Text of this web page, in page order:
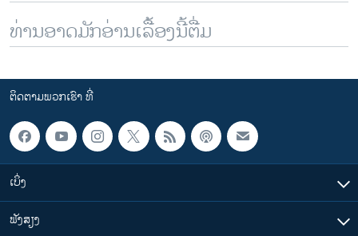
ທ່ານອາດມັກອ່ານເລື້ອງນີ້ຕື່ມ
ຕິດຕາມພວກເຮົາ ທີ່
ເບິ່ງ
ຟັງສຽງ